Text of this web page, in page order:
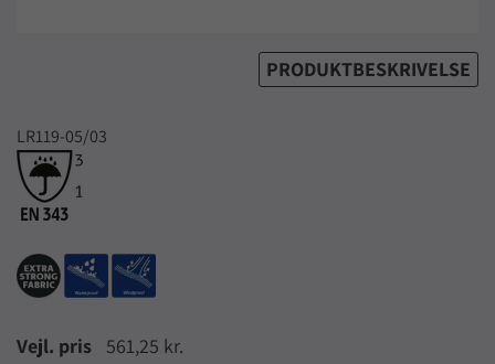
PRODUKTBESKRIVELSE
LR119-05/03
Vejl. pris 561,25 kr.